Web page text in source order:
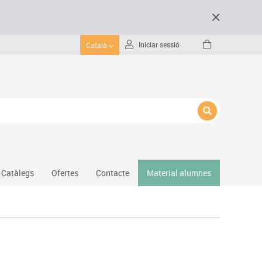
Català Iniciar sessió
Catàlegs Ofertes Contacte Material alumnes